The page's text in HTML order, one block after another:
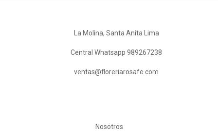
La Molina, Santa Anita Lima
Central Whatsapp 989267238
ventas@floreriarosafe.com
Nosotros